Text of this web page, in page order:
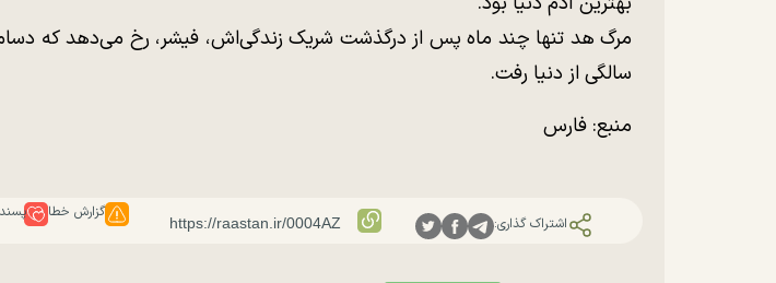
سالگی از دنیا رفت.
منبع: فارس
اشتراک گذاری:
گزارش خطا